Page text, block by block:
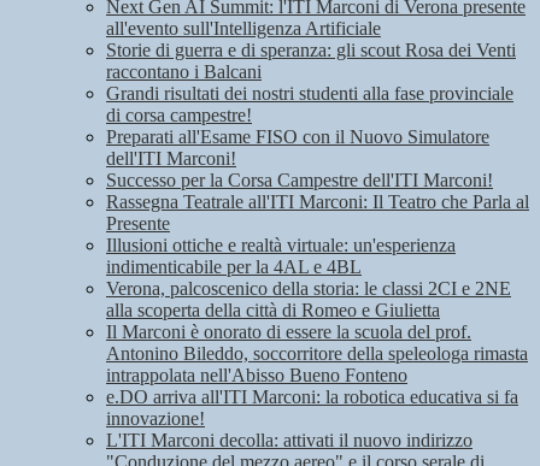
Next Gen AI Summit: l'ITI Marconi di Verona presente
all'evento sull'Intelligenza Artificiale
Storie di guerra e di speranza: gli scout Rosa dei Venti
raccontano i Balcani
Grandi risultati dei nostri studenti alla fase provinciale
di corsa campestre!
Preparati all'Esame FISO con il Nuovo Simulatore
dell'ITI Marconi!
Successo per la Corsa Campestre dell'ITI Marconi!
Rassegna Teatrale all'ITI Marconi: Il Teatro che Parla al
Presente
Illusioni ottiche e realtà virtuale: un'esperienza
indimenticabile per la 4AL e 4BL
Verona, palcoscenico della storia: le classi 2CI e 2NE
alla scoperta della città di Romeo e Giulietta
Il Marconi è onorato di essere la scuola del prof.
Antonino Bileddo, soccorritore della speleologa rimasta
intrappolata nell'Abisso Bueno Fonteno
e.DO arriva all'ITI Marconi: la robotica educativa si fa
innovazione!
L'ITI Marconi decolla: attivati il nuovo indirizzo